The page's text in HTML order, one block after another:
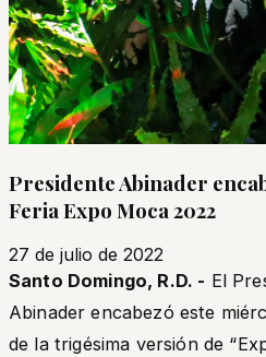
Presidente Abinader
Feria Expo Moca 2022
27 de julio de 2022
Santo Domingo, R.D. - El
Abinader encabezó este
de la trigésima versión de